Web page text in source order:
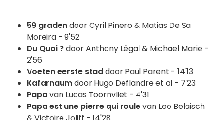
59 gradendoor Cyril Pinero & Matias De Sa
Moreira - 9'52
Du Quoi ?door Anthony Légal & Michael Marie -
2'56
Voeten eerste staddoor Paul Parent - 14'13
Kafarnaumdoor Hugo Deflandre et al - 7'23
Papavan Lucas Toornvliet - 4'31
Papa est une pierre qui roulevan Leo Belaisch
& Victoire Joliff - 14'28